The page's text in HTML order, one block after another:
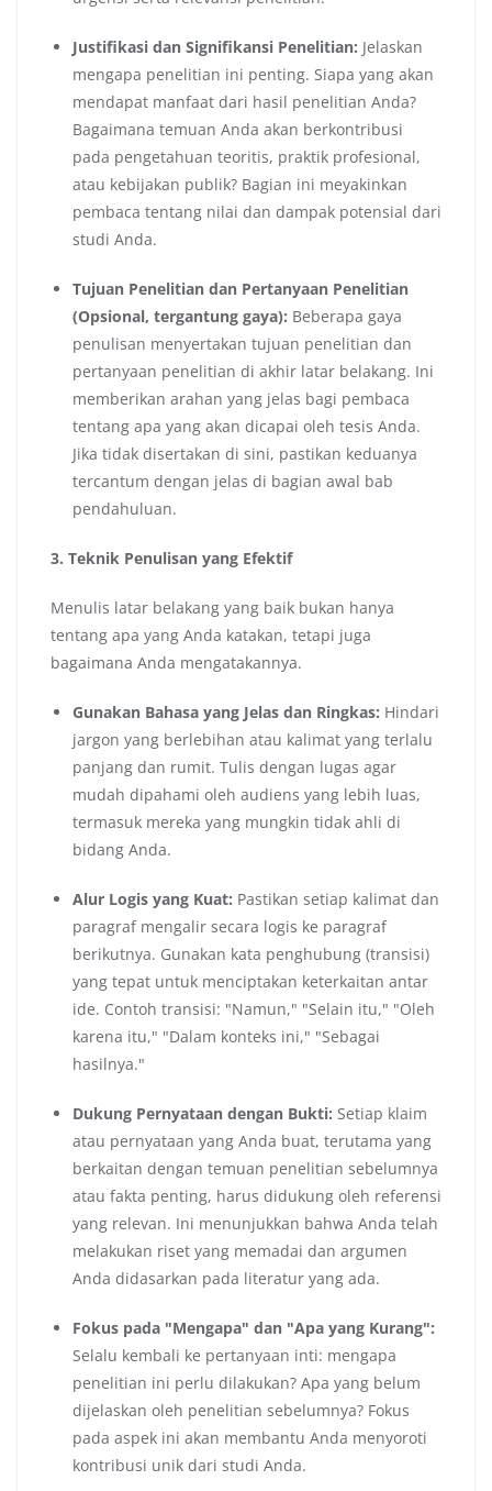
Justifikasi dan Signifikansi Penelitian: Jelaskan
mengapa penelitian ini penting. Siapa yang akan
mendapat manfaat dari hasil penelitian Anda?
Bagaimana temuan Anda akan berkontribusi
pada pengetahuan teoritis, praktik profesional,
atau kebijakan publik? Bagian ini meyakinkan
pembaca tentang nilai dan dampak potensial dari
studi Anda.
Tujuan Penelitian dan Pertanyaan Penelitian
(Opsional, tergantung gaya): Beberapa gaya
penulisan menyertakan tujuan penelitian dan
pertanyaan penelitian di akhir latar belakang. Ini
memberikan arahan yang jelas bagi pembaca
tentang apa yang akan dicapai oleh tesis Anda.
Jika tidak disertakan di sini, pastikan keduanya
tercantum dengan jelas di bagian awal bab
pendahuluan.
3. Teknik Penulisan yang Efektif
Menulis latar belakang yang baik bukan hanya
tentang apa yang Anda katakan, tetapi juga
bagaimana Anda mengatakannya.
Gunakan Bahasa yang Jelas dan Ringkas: Hindari
jargon yang berlebihan atau kalimat yang terlalu
panjang dan rumit. Tulis dengan lugas agar
mudah dipahami oleh audiens yang lebih luas,
termasuk mereka yang mungkin tidak ahli di
bidang Anda.
Alur Logis yang Kuat: Pastikan setiap kalimat dan
paragraf mengalir secara logis ke paragraf
berikutnya. Gunakan kata penghubung (transisi)
yang tepat untuk menciptakan keterkaitan antar
ide. Contoh transisi: "Namun," "Selain itu," "Oleh
karena itu," "Dalam konteks ini," "Sebagai
hasilnya."
Dukung Pernyataan dengan Bukti: Setiap klaim
atau pernyataan yang Anda buat, terutama yang
berkaitan dengan temuan penelitian sebelumnya
atau fakta penting, harus didukung oleh referensi
yang relevan. Ini menunjukkan bahwa Anda telah
melakukan riset yang memadai dan argumen
Anda didasarkan pada literatur yang ada.
Fokus pada "Mengapa" dan "Apa yang Kurang":
Selalu kembali ke pertanyaan inti: mengapa
penelitian ini perlu dilakukan? Apa yang belum
dijelaskan oleh penelitian sebelumnya? Fokus
pada aspek ini akan membantu Anda menyoroti
kontribusi unik dari studi Anda.